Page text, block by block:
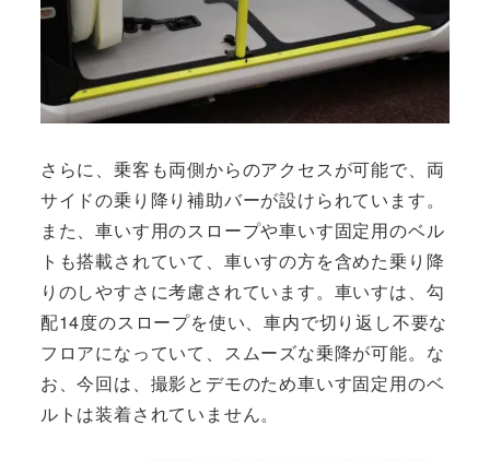
さらに、乗客も両側からのアクセスが可能で、両
サイドの乗り降り補助バーが設けられています。
また、車いす用のスロープや車いす固定用のベル
トも搭載されていて、車いすの方を含めた乗り降
りのしやすさに考慮されています。車いすは、勾
配14度のスロープを使い、車内で切り返し不要な
フロアになっていて、スムーズな乗降が可能。な
お、今回は、撮影とデモのため車いす固定用のベ
ルトは装着されていません。